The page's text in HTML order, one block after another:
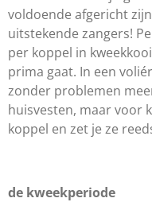
voldoende afgericht
uitstekende zangers!
per koppel in
prima gaat. In een
zonder problemen
huisvesten, maar voor
koppel en zet je ze
de kweekperiode